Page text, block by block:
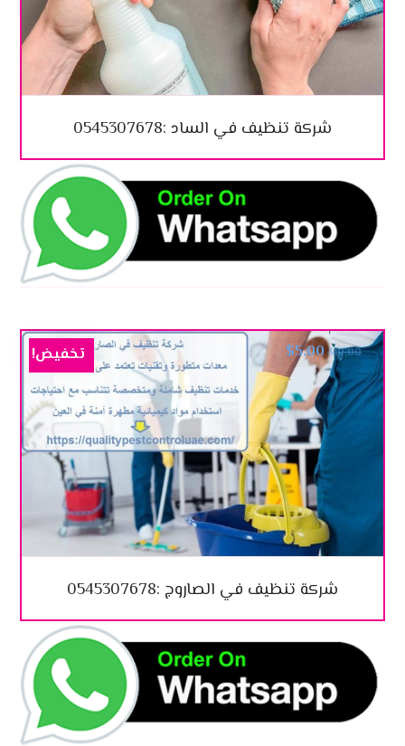
شركة تنظيف في الساد :0545307678
شركة تنظيف في الصاروج :0545307678
$10.00
$5.00 تخفيض!